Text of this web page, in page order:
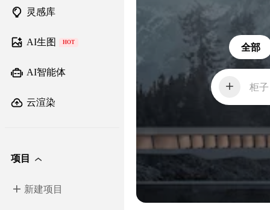
灵感库
AI生图 HOT
AI智能体
云渲染
项目
新建项目
全部
柜子